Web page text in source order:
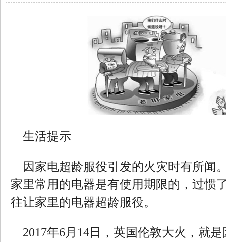
生活提示
因家电超龄服役引发的火灾时有所闻
家里常用的电器是有使用期限的，过惯
往让家里的电器超龄服役。
2017年6月14日，英国伦敦大火，就